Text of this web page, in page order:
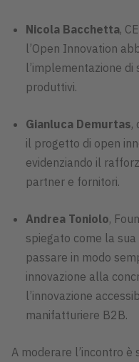
Nicola Bacchetta,
l’Open Innovation
l’implementazione di
produttivi.
Gianluca Demurtas,
il progetto di open
evidenziando il
partner e fornitori.
Andrea Toniolo,
spiegato come la
passare in modo
innovazione alla
l’innovazione
manifatturiere B2B.
A moderare l’incontro è